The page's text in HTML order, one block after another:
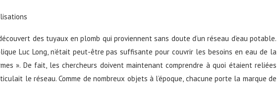
des tuyaux en plomb qui proviennent sans doute d’un réseau d’eau potable.
Luc Long, n’était peut-être pas suffisante pour couvrir les besoins en eau de la
». De fait, les chercheurs doivent maintenant comprendre à quoi étaient reliées
le réseau. Comme de nombreux objets à l’époque, chacune porte la marque de